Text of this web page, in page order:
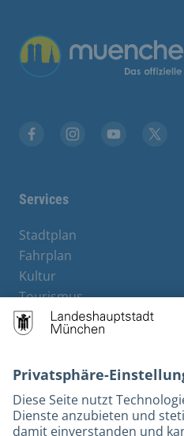
Services
Stadtplan
Fahrplan
Kultur
Tourismus
M-Strom
Bürgerservice
Kontakt